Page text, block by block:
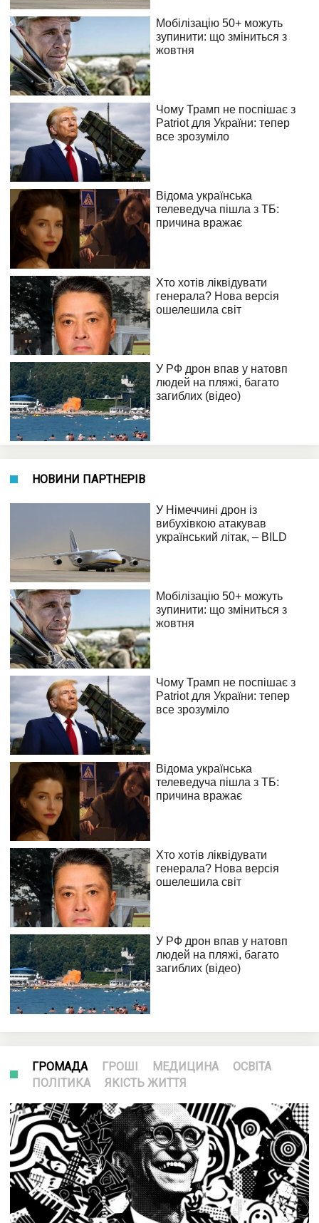
НОВИНИ ПАРТНЕРІВ
ГРОМАДА ГРОШІ МЕДИЦИНА
ОСВІТА
ПОЛІТИКА
ЯКІСТЬ ЖИТТЯ